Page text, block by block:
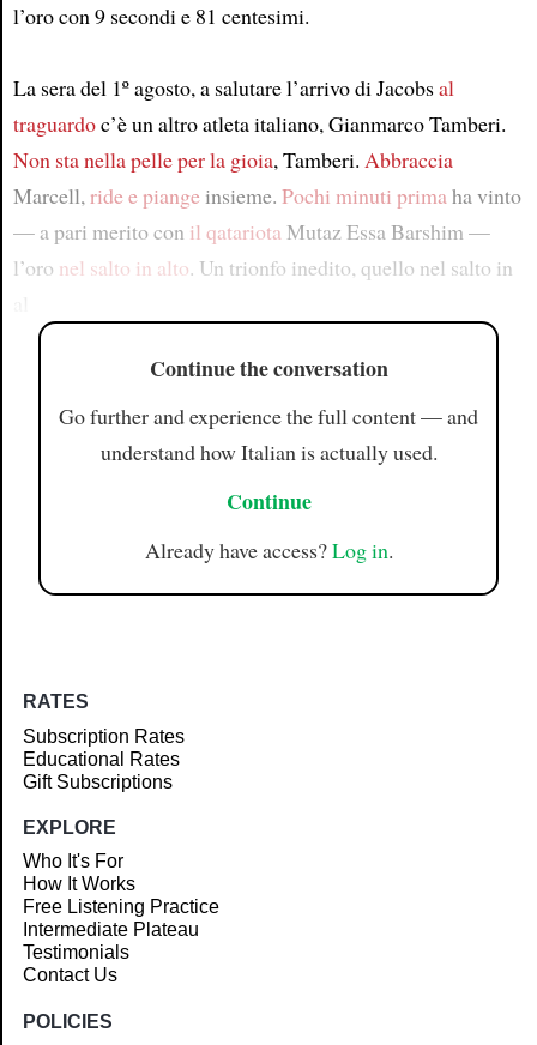
l’oro con 9 secondi e 81 centesimi.
La sera del 1º agosto, a salutare l’arrivo di Jacobsal
traguardoc’è un altro atleta italiano, Gianmarco Tamberi.
Non sta nella pelle per la gioia, Tamberi. Abbraccia
Marcell,ride e piangeinsieme. Pochi minuti primaha vinto
— a pari merito con il qatariotaMutaz Essa Barshim —
l’oro nel salto in alto. Un trionfo inedito, quello nel salto in
Continue the conversation
Go further and experience the full content — and
understand how Italian is actually used.
Continue
Already have access?Log in.
RATES
Subscription Rates
Educational Rates
Gift Subscriptions
EXPLORE
Who It's For
How It Works
Free Listening Practice
Intermediate Plateau
Testimonials
Contact Us
POLICIES